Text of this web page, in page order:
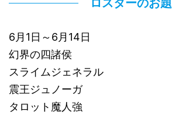
ロスターのお題
6月1日～6月14日
幻界の四諸侯
スライムジェネラル
震王ジュノーガ
タロット魔人強